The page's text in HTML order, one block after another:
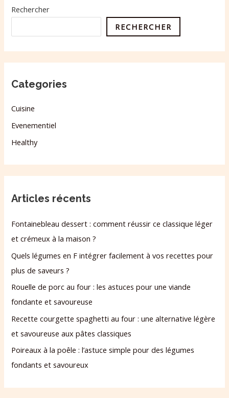
Rechercher
RECHERCHER
Categories
Cuisine
Evenementiel
Healthy
Articles récents
Fontainebleau dessert : comment réussir ce classique léger
et crémeux à la maison ?
Quels légumes en F intégrer facilement à vos recettes pour
plus de saveurs ?
Rouelle de porc au four : les astuces pour une viande
fondante et savoureuse
Recette courgette spaghetti au four : une alternative légère
et savoureuse aux pâtes classiques
Poireaux à la poêle : l’astuce simple pour des légumes
fondants et savoureux